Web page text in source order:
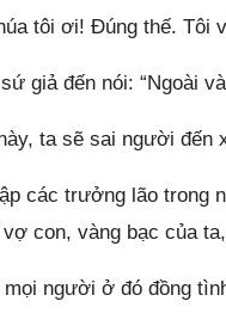
tôi ơi! Đúng thế.
giả đến nói: “Ngoài
ta sẽ sai người đến
các trưởng lão trong
con, vàng bạc của
người ở đó đồng